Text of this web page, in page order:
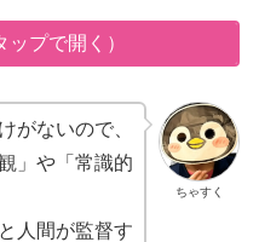
プで開く）
ちゃすく
がないので、
」や「常識的
人間が監督す